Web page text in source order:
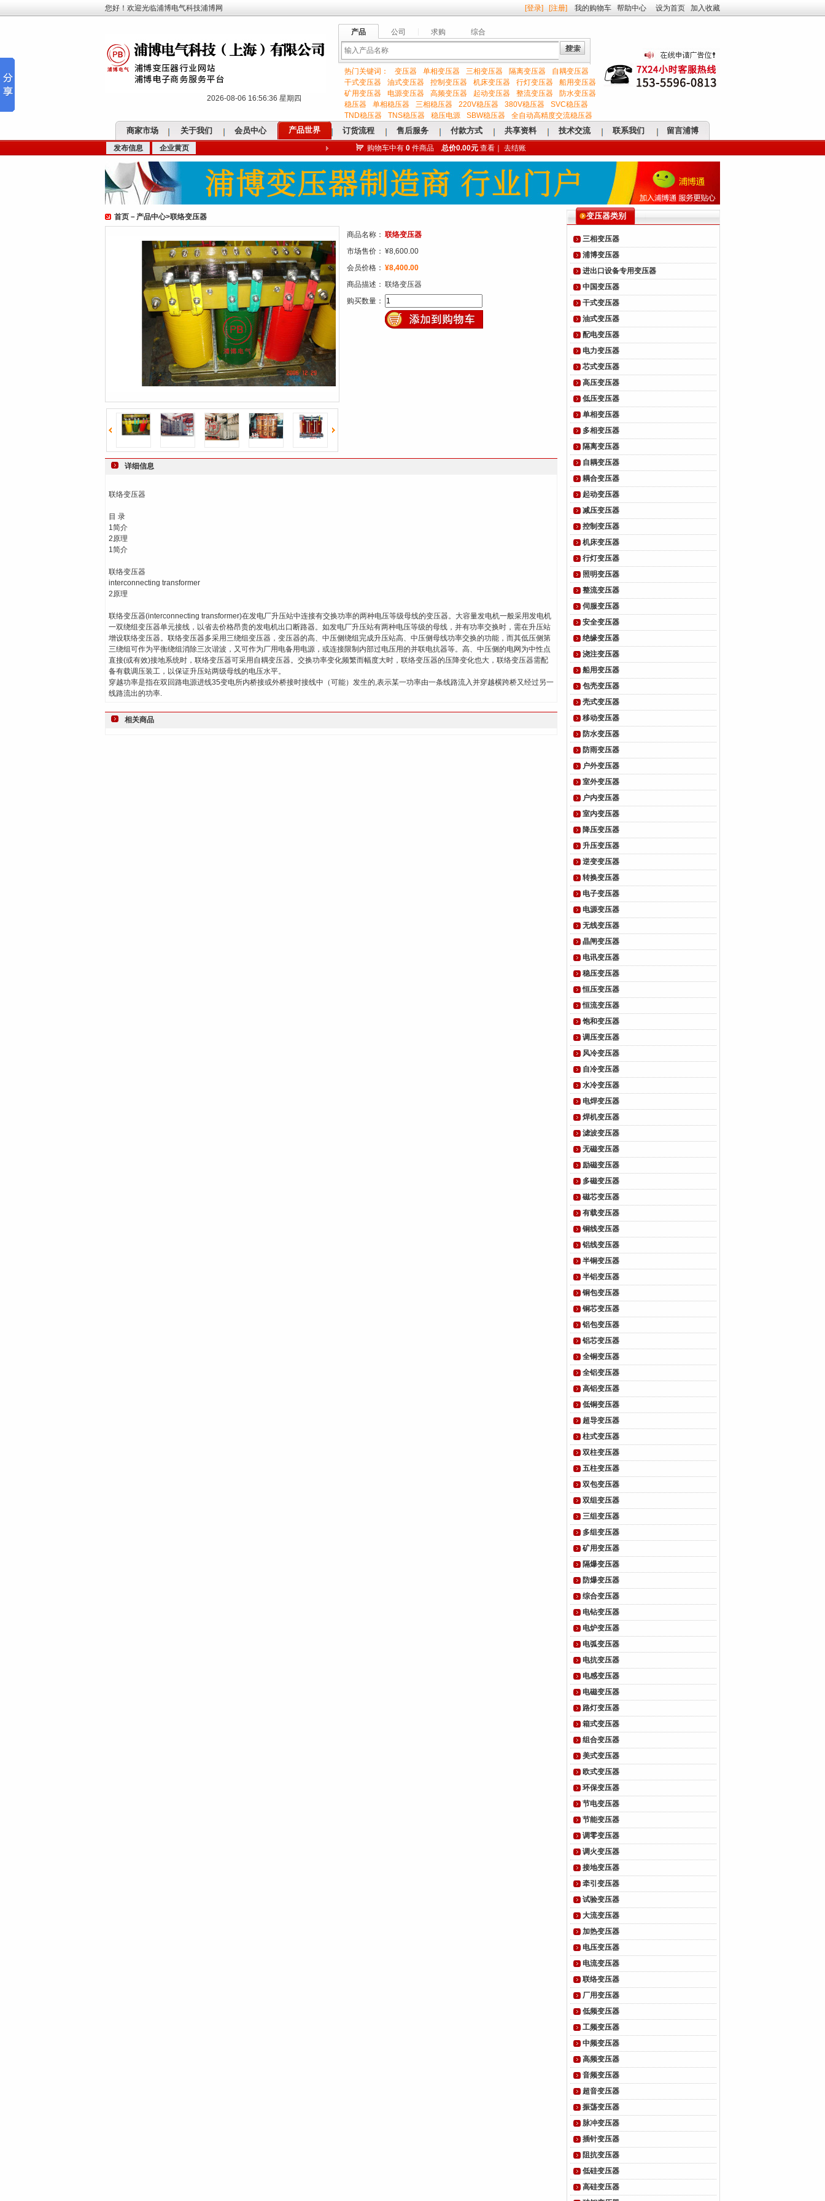
您好！欢迎光临浦博电气科技浦博网 [登录] [注册] 我的购物车 帮助中心 设为首页 加入收藏
2026-08-06 16:56:37 星期四
产品 公司 求购 综合
输热门关键词： 变压器 单相变压器 三相变压器 隔离变压器
自耦变压器
干式变压器
油式变压器 控制变压器 机床变压器 行灯变压器
船用变压器
矿用变压器
电源变压器 高频变压器 起动变压器 整流变压器
防水变压器
稳压器
单相稳压器 三相稳压器 220V稳压器 380V稳压器
SVC稳压器
TND稳压器
TNS稳压器 稳压电源 SBW稳压器 全自动高精度交流稳压器
商家市场 关于我们 会员中心 产品世界 订货流程 售后服务 付款方式 共享资料 技术交流 联系我们 留言浦博
发布信息 企业黄页 购物车中有 0 件商品 总价0.00元 查看 去结账
首页 － 产品中心>联络变压器
商品名称： 联络变压器
市场售价： ¥8,600.00
会员价格： ¥8,400.00
商品描述： 联络变压器
购买数量：
详细信息
联络变压器
目 录
1简介
2原理
1简介
联络变压器
interconnecting transformer
2原理
联络变压器(interconnecting transformer)在发电厂升压站中连接有交换功率的两种电压等级母线的变压器。大容量发电机一般采用发电机
一双绕组变压器单元接线，以省去价格昂贵的发电机出口断路器。如发电厂升压站有两种电压等级的母线，并有功率交换时，需在升压站
增设联络变压器。联络变压器多采用三绕组变压器，变压器的高、中压侧绕组完成升压站高、中压侧母线功率交换的功能，而其低压侧第
三绕组可作为平衡绕组消除三次谐波，又可作为厂用电备用电源，或连接限制内部过电压用的并联电抗器等。高、中压侧的电网为中性点
直接(或有效)接地系统时，联络变压器可采用自耦变压器。交换功率变化频繁而幅度大时，联络变压器的压降变化也大，联络变压器需配
备有载调压装工，以保证升压站两级母线的电压水平。
穿越功率是指在双回路电源进线35变电所内桥接或外桥接时接线中（可能）发生的,表示某一功率由一条线路流入并穿越横跨桥又经过另一
线路流出的功率.
相关商品
变压器类别
三相变压器
浦博变压器
进出口设备专用变压器
中国变压器
干式变压器
油式变压器
配电变压器
电力变压器
芯式变压器
高压变压器
低压变压器
单相变压器
多相变压器
隔离变压器
自耦变压器
耦合变压器
起动变压器
减压变压器
控制变压器
机床变压器
行灯变压器
照明变压器
整流变压器
伺服变压器
安全变压器
绝缘变压器
浇注变压器
船用变压器
包壳变压器
壳式变压器
移动变压器
防水变压器
防雨变压器
户外变压器
室外变压器
户内变压器
室内变压器
降压变压器
升压变压器
逆变变压器
转换变压器
电子变压器
电源变压器
无线变压器
晶闸变压器
电讯变压器
稳压变压器
恒压变压器
恒流变压器
饱和变压器
调压变压器
风冷变压器
自冷变压器
水冷变压器
电焊变压器
焊机变压器
滤波变压器
无磁变压器
励磁变压器
多磁变压器
磁芯变压器
有载变压器
铜线变压器
铝线变压器
半铜变压器
半铝变压器
铜包变压器
铜芯变压器
铝包变压器
铝芯变压器
全铜变压器
全铝变压器
高铝变压器
低铜变压器
超导变压器
柱式变压器
双柱变压器
五柱变压器
双包变压器
双组变压器
三组变压器
多组变压器
矿用变压器
隔爆变压器
防爆变压器
综合变压器
电钻变压器
电炉变压器
电弧变压器
电抗变压器
电感变压器
电磁变压器
路灯变压器
箱式变压器
组合变压器
美式变压器
欧式变压器
环保变压器
节电变压器
节能变压器
调零变压器
调火变压器
接地变压器
牵引变压器
试验变压器
大流变压器
加热变压器
电压变压器
电流变压器
联络变压器
厂用变压器
低频变压器
工频变压器
中频变压器
高频变压器
音频变压器
超音变压器
振荡变压器
脉冲变压器
插针变压器
阻抗变压器
低硅变压器
高硅变压器